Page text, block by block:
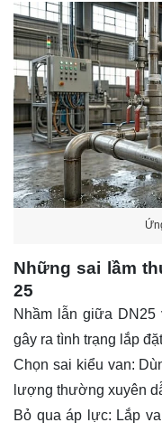
Những sai lầm
25
Nhầm lẫn giữa
gây ra tình trạng lắp
Chọn sai kiểu van:
lượng thường xuyên
Bỏ qua áp lực: Lắp